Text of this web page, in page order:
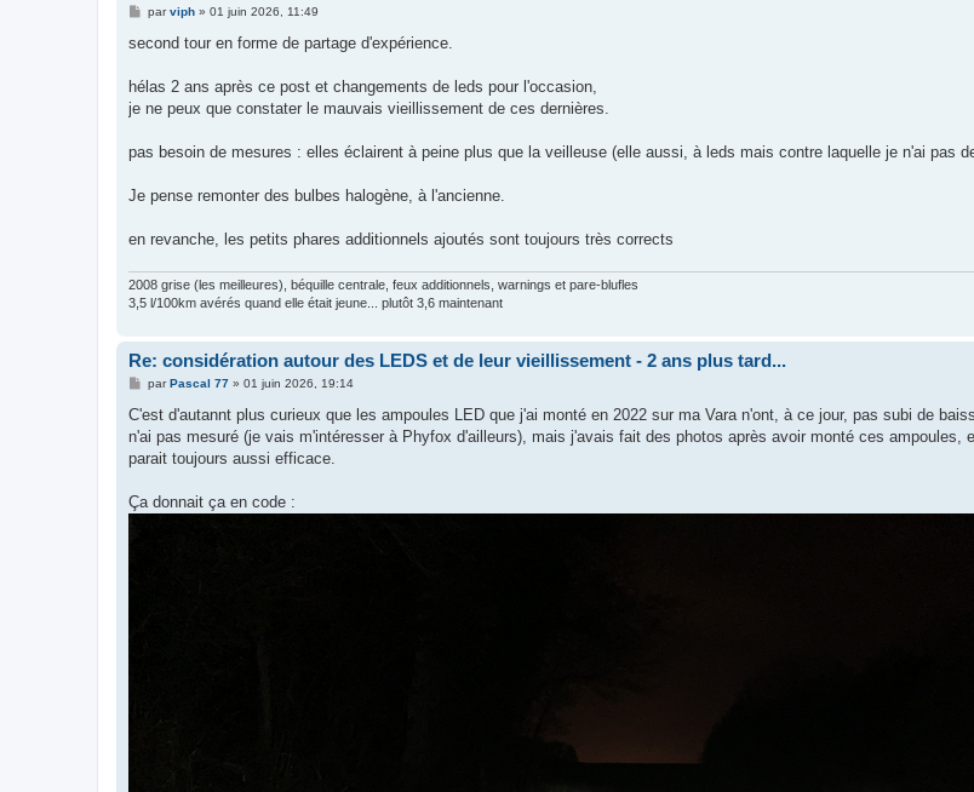
M
s
g
parviph» 01 juin 2026, 11:49
second tour en forme de partage d'expérience.
hélas 2 ans après ce post et changements de leds pour l'occasion,
je ne peux que constater le mauvais vieillissement de ces dernières.
pas besoin de mesures : elles éclairent à peine plus que la veilleuse (elle aussi, à leds mais contre laquelle je n'ai pas
Je pense remonter des bulbes halogène, à l'ancienne.
en revanche, les petits phares additionnels ajoutés sont toujours très corrects
2008 grise (les meilleures), béquille centrale, feux additionnels, warnings et pare-blufles
3,5 l/100km avérés quand elle était jeune... plutôt 3,6 maintenant
Re: considération autour des LEDS et de leur vieillissement - 2 ans plus tard...
M
s
a
g
parPascal 77» 01 juin 2026, 19:14
C'est d'autannt plus curieux que les ampoules LED que j'ai monté en 2022 sur ma Vara n'ont, à ce jour, pas subi de
n'ai pas mesuré (je vais m'intéresser à Phyfox d'ailleurs), mais j'avais fait des photos après avoir monté ces ampoules,
parait toujours aussi efficace.
Ça donnait ça en code :